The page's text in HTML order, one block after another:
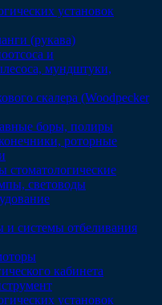
установок
(рукава)
и
мундштуки,
скалера (Woodpecker
боры, полиры
роторные
стоматологические
световоды
системы отбеливания
кабинета
установок